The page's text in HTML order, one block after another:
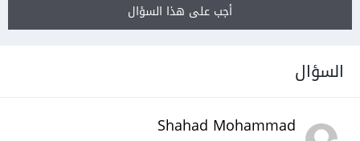
أجب على هذا السؤال
السؤال
Shahad Mohammad